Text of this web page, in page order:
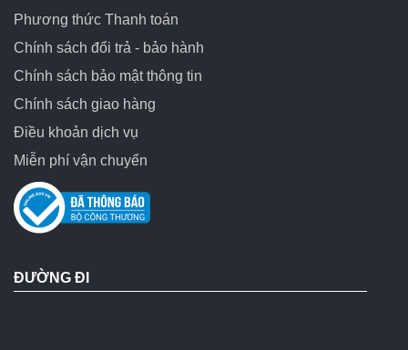
Phương thức Thanh toán
Chính sách đổi trả - bảo hành
Chính sách bảo mật thông tin
Chính sách giao hàng
Điều khoản dịch vụ
Miễn phí vận chuyển
ĐƯỜNG ĐI